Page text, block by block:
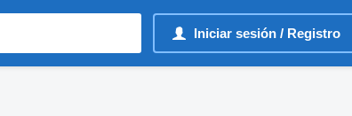
Iniciar sesión / Registro